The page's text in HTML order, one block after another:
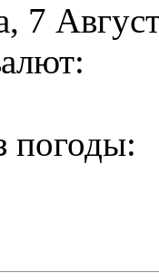
7
погоды: